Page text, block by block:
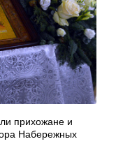
прихожане и
Набережных